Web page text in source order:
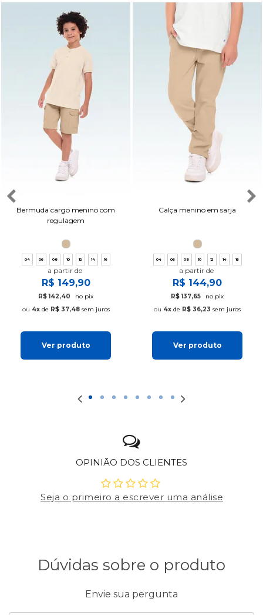
Bermuda cargo menino com
regulagem
04 06 08 10 12 14 16
a partir de
R$ 149,90
R$ 142,40
no pix
4xde R$ 37,48sem juros
Ver produto
Calça menino em sarja
04 06 08 10 12 14 16
a partir de
R$ 144,90
R$ 137,65
no pix
4x de R$ 36,23 sem juros
Ver produto
OPINIÃO DOS CLIENTES
Seja o primeiro a escrever uma análise
Dúvidas sobre o produto
Envie sua pergunta